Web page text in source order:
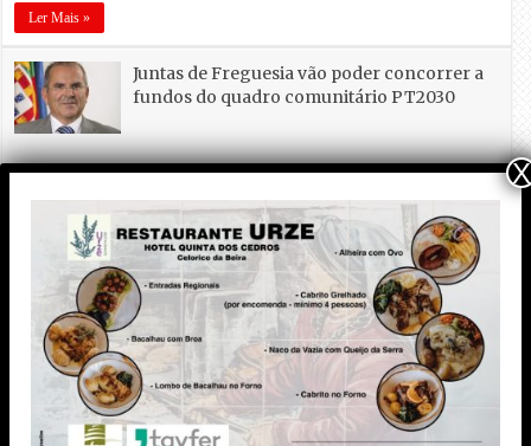
Ler Mais »
Juntas de Freguesia vão poder concorrer a
fundos do quadro comunitário PT2030
Nuno Tavares Pereira, em vídeo, lamenta a
poluição do rio Seia e que os políticos não se
preocupem com as descargas naquele leito
de água, em Ervedal da Beira
PUBLICIDADE
X